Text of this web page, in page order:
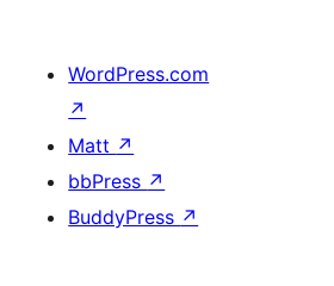
WordPress.com
↗
Matt ↗
bbPress ↗
BuddyPress ↗